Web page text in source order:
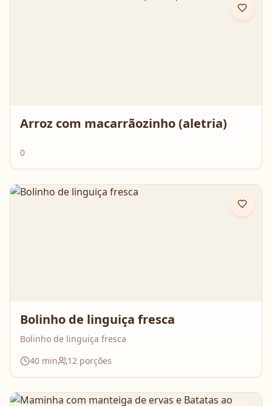
Arroz com macarrãozinho (aletria)
0
Bolinho de linguiça fresca
Bolinho de linguiça fresca
40 min 12 porções